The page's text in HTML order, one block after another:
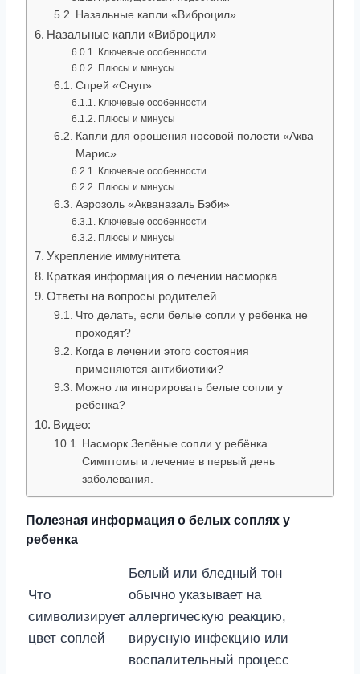
Назальные капли «Виброцил»
Назальные капли «Виброцил»
Ключевые особенности
Плюсы и минусы
Спрей «Снуп»
Ключевые особенности
Плюсы и минусы
Капли для орошения носовой полости «Аква
Марис»
Ключевые особенности
Плюсы и минусы
Аэрозоль «Акваназаль Бэби»
Ключевые особенности
Плюсы и минусы
Укрепление иммунитета
Краткая информация о лечении насморка
Ответы на вопросы родителей
Что делать, если белые сопли у ребенка не
проходят?
Когда в лечении этого состояния
применяются антибиотики?
Можно ли игнорировать белые сопли у
ребенка?
Видео:
Насморк.Зелёные сопли у ребёнка.
Симптомы и лечение в первый день
заболевания.
Полезная информация о белых соплях у
ребенка
Что
символизирует
цвет соплей
Белый или бледный тон
обычно указывает на
аллергическую реакцию,
вирусную инфекцию или
воспалительный процесс